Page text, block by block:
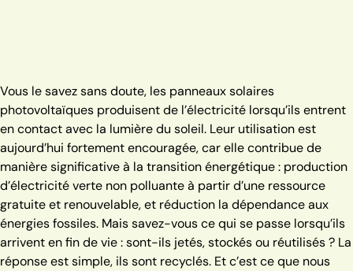
Le groupe
Vous le savez sans doute, les panneaux solaires
photovoltaïques produisent de l’électricité lorsqu’ils entrent
en contact avec la lumière du soleil. Leur utilisation est
aujourd’hui fortement encouragée, car elle contribue de
manière significative à la transition énergétique : production
d’électricité verte non polluante à partir d’une ressource
gratuite et renouvelable, et réduction la dépendance aux
énergies fossiles. Mais savez-vous ce qui se passe lorsqu’ils
arrivent en fin de vie : sont-ils jetés, stockés ou réutilisés ? La
réponse est simple, ils sont recyclés. Et c’est ce que nous